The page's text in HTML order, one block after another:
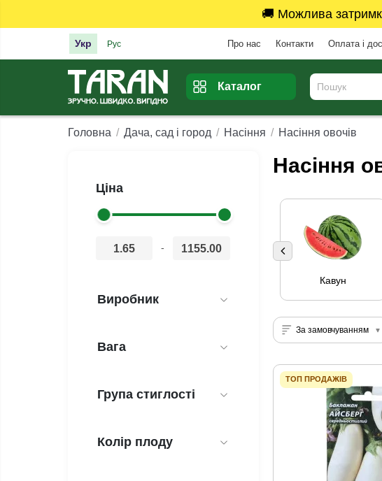
🚚 Можлива
Укр Рус Про нас Контакти Оплата і
Каталог
Головна Дача, сад і город Насіння Насіння овочів
Ціна
-
Виробник
Вага
Група стиглості
Колір плоду
Насіння
Кавун
За замовчуванням
ТОП ПРОДАЖІВ